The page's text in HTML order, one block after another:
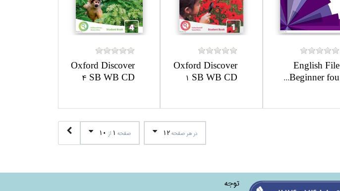
English File
Beginner fou...
Oxford Discover
1 SB WB CD
Oxford Discover
4 SB WB CD
در هر صفحه12 صفحه 1 از 10
توجه